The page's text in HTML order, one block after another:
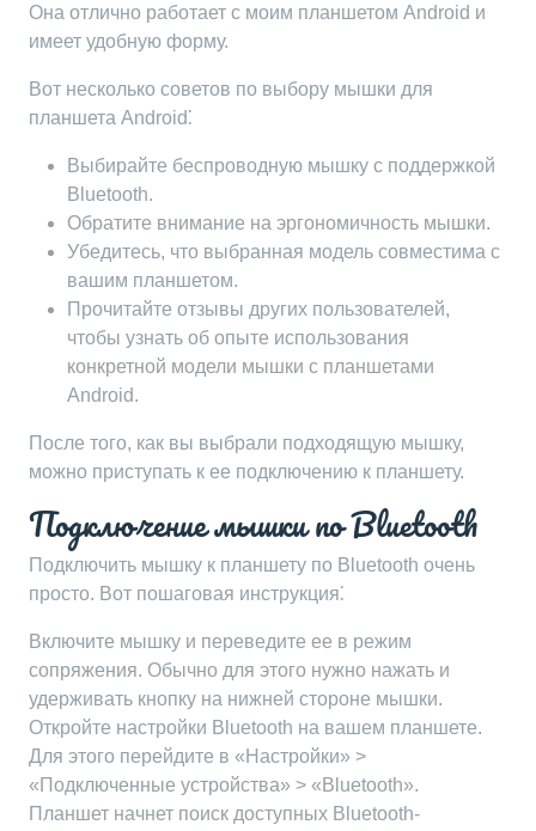
Она отлично работает с моим планшетом Android и
имеет удобную форму.
Вот несколько советов по выбору мышки для
планшета Android⁚
Выбирайте беспроводную мышку с поддержкой
Bluetooth.
Обратите внимание на эргономичность мышки.
Убедитесь, что выбранная модель совместима с
вашим планшетом.
Прочитайте отзывы других пользователей,
чтобы узнать об опыте использования
конкретной модели мышки с планшетами
Android.
После того, как вы выбрали подходящую мышку,
можно приступать к ее подключению к планшету.
Подключение мышки по Bluetooth
Подключить мышку к планшету по Bluetooth очень
просто. Вот пошаговая инструкция⁚
Включите мышку и переведите ее в режим
сопряжения. Обычно для этого нужно нажать и
удерживать кнопку на нижней стороне мышки.
Откройте настройки Bluetooth на вашем планшете.
Для этого перейдите в «Настройки» >
«Подключенные устройства» > «Bluetooth».
Планшет начнет поиск доступных Bluetooth-